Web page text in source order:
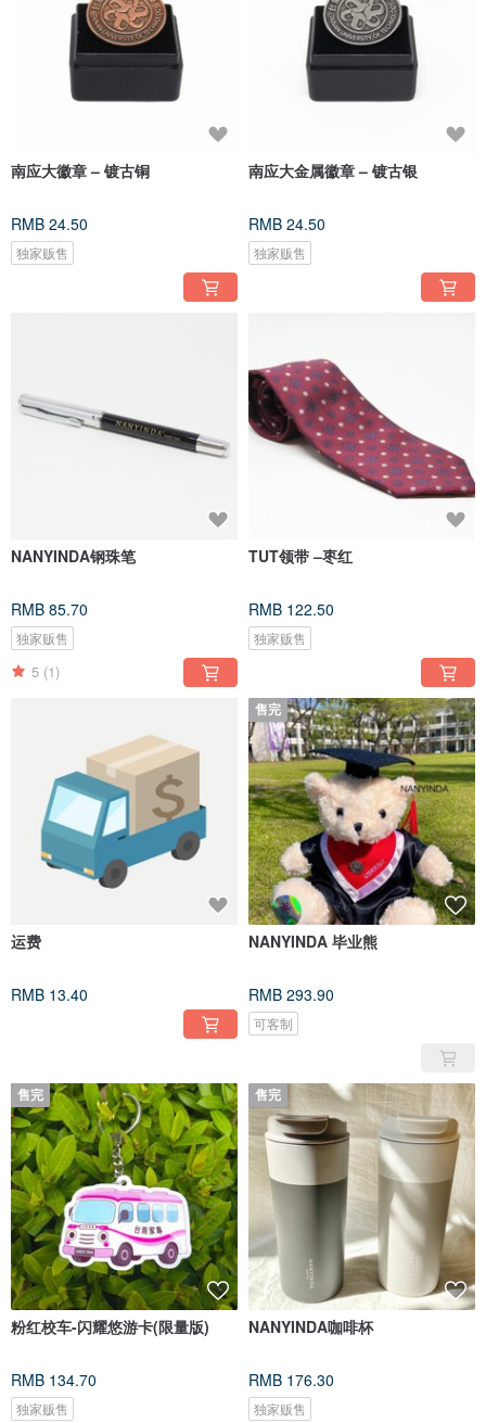
南应大徽章 – 镀古铜
RMB 24.50
独家贩售
南应大金属徽章 – 镀古银
RMB 24.50
独家贩售
NANYINDA钢珠笔
RMB 85.70
独家贩售
5 (1)
TUT领带 –枣红
RMB 122.50
独家贩售
运费
RMB 13.40
售完
NANYINDA 毕业熊
RMB 293.90
可客制
售完
粉红校车-闪耀悠游卡(限量版)
RMB 134.70
独家贩售
售完
NANYINDA咖啡杯
RMB 176.30
独家贩售